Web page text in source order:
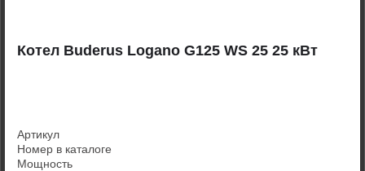
Котел Buderus Logano G125 WS 25 25 кВт
Артикул
Номер в каталоге
Мощность